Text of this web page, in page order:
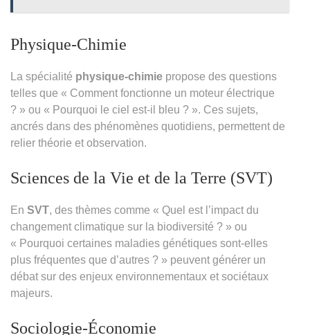
Physique-Chimie
La spécialité physique-chimie propose des questions
telles que « Comment fonctionne un moteur électrique
? » ou « Pourquoi le ciel est-il bleu ? ». Ces sujets,
ancrés dans des phénomènes quotidiens, permettent de
relier théorie et observation.
Sciences de la Vie et de la Terre (SVT)
En SVT, des thèmes comme « Quel est l’impact du
changement climatique sur la biodiversité ? » ou
« Pourquoi certaines maladies génétiques sont-elles
plus fréquentes que d’autres ? » peuvent générer un
débat sur des enjeux environnementaux et sociétaux
majeurs.
Sociologie-Économie